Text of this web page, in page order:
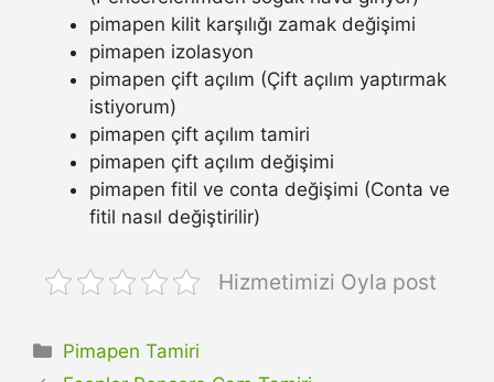
pimapen kilit karşılığı zamak değişimi
pimapen izolasyon
pimapen çift açılım (Çift açılım yaptırmak
istiyorum)
pimapen çift açılım tamiri
pimapen çift açılım değişimi
pimapen fitil ve conta değişimi (Conta ve
fitil nasıl değiştirilir)
Hizmetimizi Oyla post
Kategoriler
Pimapen Tamiri